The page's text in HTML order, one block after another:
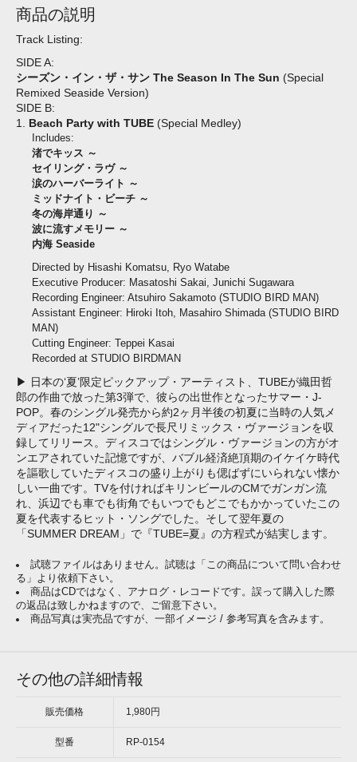
商品の説明
Track Listing:
SIDE A:
シーズン・イン・ザ・サン The Season In The Sun (Special
Remixed Seaside Version)
SIDE B:
1. Beach Party with TUBE (Special Medley)
Includes:
渚でキッス ～
セイリング・ラヴ ～
涙のハーバーライト ～
ミッドナイト・ビーチ ～
冬の海岸通り ～
波に流すメモリー ～
内海 Seaside
Directed by Hisashi Komatsu, Ryo Watabe
Executive Producer: Masatoshi Sakai, Junichi Sugawara
Recording Engineer: Atsuhiro Sakamoto (STUDIO BIRD MAN)
Assistant Engineer: Hiroki Itoh, Masahiro Shimada (STUDIO BIRD
MAN)
Cutting Engineer: Teppei Kasai
Recorded at STUDIO BIRDMAN
▶ 日本の‘夏’限定ピックアップ・アーティスト、TUBEが織田哲
郎の作曲で放った第3弾で、彼らの出世作となったサマー・J-
POP。春のシングル発売から約2ヶ月半後の初夏に当時の人気メ
ディアだった12"シングルで長尺リミックス・ヴァージョンを収
録してリリース。ディスコではシングル・ヴァージョンの方がオ
ンエアされていた記憶ですが、バブル経済絶頂期のイケイケ時代
を謳歌していたディスコの盛り上がりも偲ばずにいられない懐か
しい一曲です。TVを付ければキリンビールのCMでガンガン流
れ、浜辺でも車でも街角でもいつでもどこでもかかっていたこの
夏を代表するヒット・ソングでした。そして翌年夏の
「SUMMER DREAM」で『TUBE=夏』の方程式が結実します。
試聴ファイルはありません。試聴は「この商品について問い合わせ
る」より依頼下さい。
商品はCDではなく、アナログ・レコードです。誤って購入した際
の返品は致しかねますので、ご留意下さい。
商品写真は実売品ですが、一部イメージ / 参考写真を含みます。
その他の詳細情報
販売価格 1,980円
型番 RP-0154